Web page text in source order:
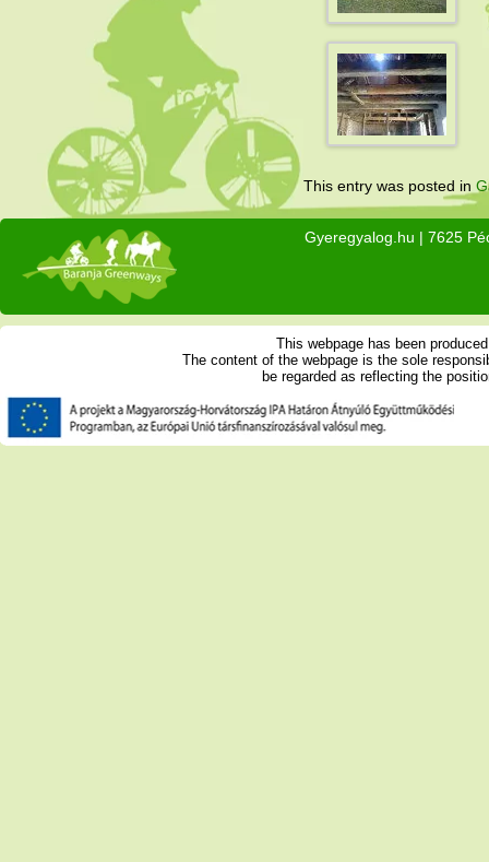
This entry was posted in
Gyeregyalog.hu | 7625
This webpage has been
The content of the webpage is the sole
be regarded as reflecting the